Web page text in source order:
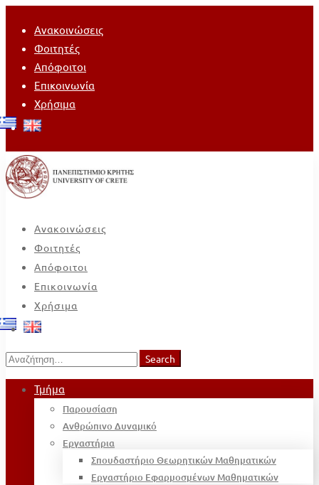
Ανακοινώσεις
Φοιτητές
Απόφοιτοι
Επικοινωνία
Χρήσιμα
Ανακοινώσεις
Φοιτητές
Απόφοιτοι
Επικοινωνία
Χρήσιμα
Search
for:
Search
Τμήμα
Παρουσίαση
Ανθρώπινο Δυναμικό
Εργαστήρια
Σπουδαστήριο Θεωρητικών Μαθηματικών
Εργαστήριο Εφαρμοσμένων Μαθηματικών